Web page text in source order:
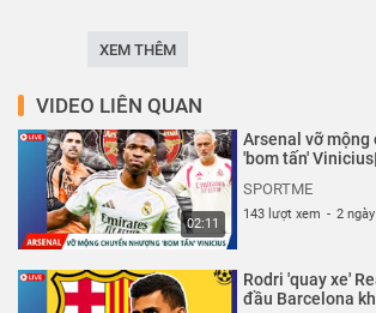
---------------
ký kênh nhé bạn.
SPORTME! là nơi tổng hợp những
trường, chuyển nhượng, bí mật về các
nổi tiếng ở Việt Nam và trên khắp thế
được lấy từ những trang báo chính
Thể loại :THỂ THAO ,CHUYỆN CỦA
XEM THÊM
VIDEO LIÊN QUAN
02:11
Arsenal vỡ mộng
'bom tấn'
SPORTME
143 lượt xem - 2
Rodri 'quay xe'
đầu Barcelona